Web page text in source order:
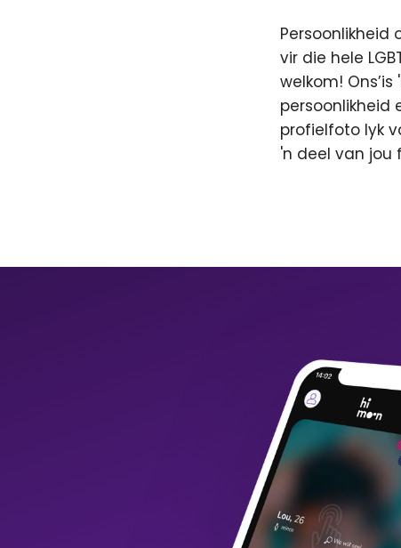
Persoonlikheid
vir die hele
welkom!
persoonlikheid
profielfoto lyk
'n deel van